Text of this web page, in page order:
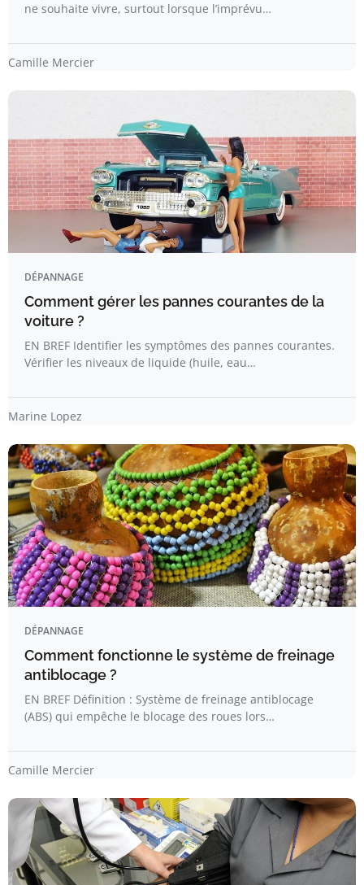
ne souhaite vivre, surtout lorsque l’imprévu…
Camille Mercier
DÉPANNAGE
Comment gérer les pannes courantes de la
voiture ?
EN BREF Identifier les symptômes des pannes courantes.
Vérifier les niveaux de liquide (huile, eau…
Marine Lopez
DÉPANNAGE
Comment fonctionne le système de freinage
antiblocage ?
EN BREF Définition : Système de freinage antiblocage
(ABS) qui empêche le blocage des roues lors…
Camille Mercier